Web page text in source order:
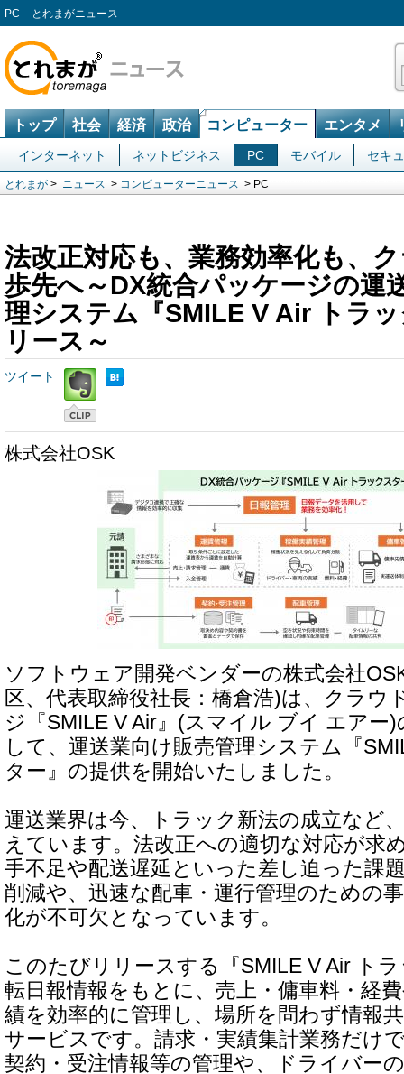
PC – とれまがニュース
トップ 社会 経済 政治 コンピューター エンタメ
インターネット ネットビジネス PC モバイル セキ
とれまが > ニュース > コンピューターニュース > PC
法改正対応も、業務効率化も、
歩先へ～DX統合パッケージの運
理システム『SMILE V Air トラ
リース～
ツイート
株式会社OSK
ソフトウェア開発ベンダーの株式会社
区、代表取締役社長：橋倉浩)は、クラウ
ジ『SMILE V Air』(スマイル ブイ エアー
して、運送業向け販売管理システム『
ター』の提供を開始いたしました。
運送業界は今、トラック新法の成立など
えています。法改正への適切な対応が求
手不足や配送遅延といった差し迫った課
削減や、迅速な配車・運行管理のための
化が不可欠となっています。
このたびリリースする『SMILE V Air ト
転日報情報をもとに、売上・傭車料・経
績を効率的に管理し、場所を問わず情報
サービスです。請求・実績集計業務だけ
契約・受注情報等の管理や、ドライバー